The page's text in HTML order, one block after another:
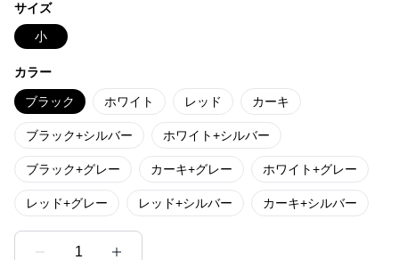
サイズ
小
カラー
ブラック ホワイト レッド カーキ
ブラック+シルバー ホワイト+シルバー
ブラック+グレー カーキ+グレー ホワイト+グレー
レッド+グレー レッド+シルバー カーキ+シルバー
1